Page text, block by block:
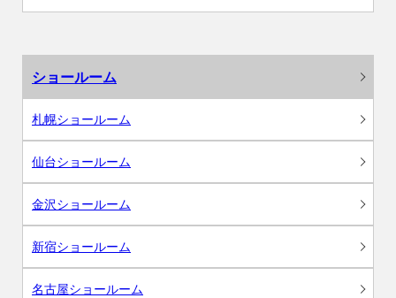
ショールーム
札幌ショールーム
仙台ショールーム
金沢ショールーム
新宿ショールーム
名古屋ショールーム